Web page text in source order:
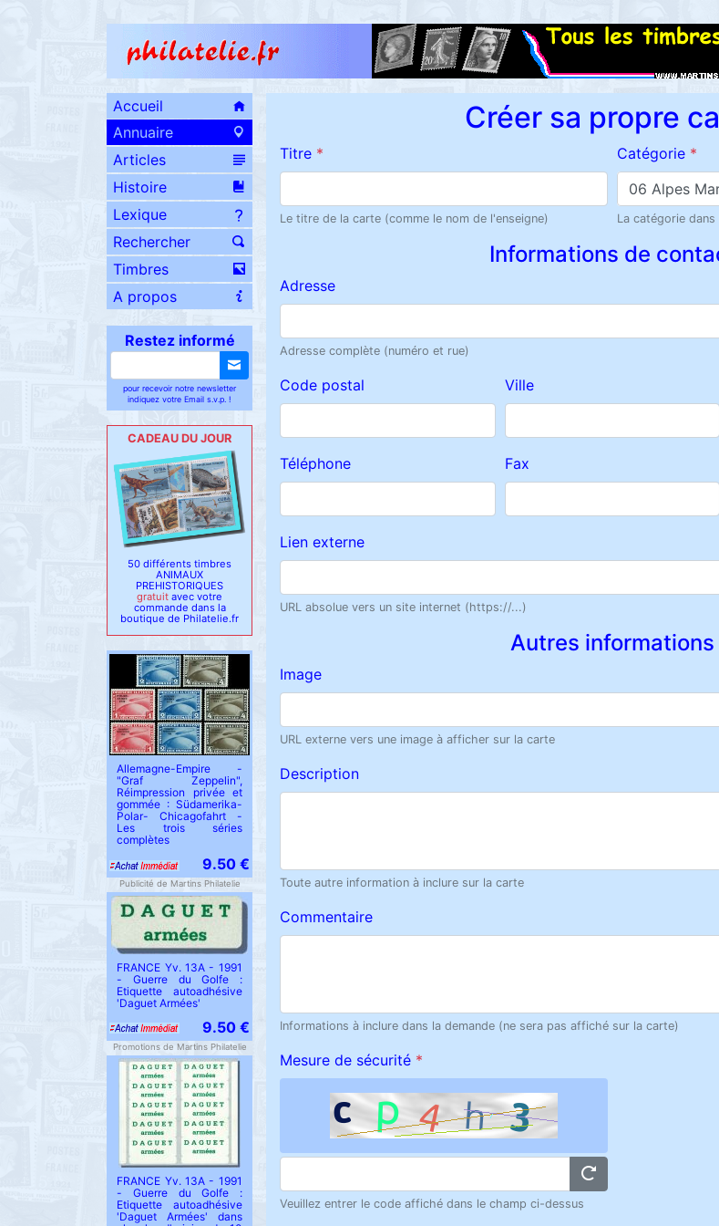
Accueil
Annuaire
Articles
Histoire
Lexique
Rechercher
Timbres
A propos
Restez informé
pour recevoir notre newsletter
indiquez votre Email s.v.p. !
CADEAU DU JOUR
50 différents timbres
ANIMAUX
PREHISTORIQUES
gratuit avec votre
commande dans la
boutique de Philatelie.fr
Allemagne-Empire -
"Graf Zeppelin",
Réimpression privée et
gommée : Südamerika-
Polar- Chicagofahrt -
Les trois séries
complètes
9.50 €
Publicité de Martins Philatelie
FRANCE Yv. 13A - 1991
- Guerre du Golfe :
Etiquette autoadhésive
'Daguet Armées'
9.50 €
Promotions de Martins Philatelie
FRANCE Yv. 13A - 1991
- Guerre du Golfe :
Etiquette autoadhésive
'Daguet Armées' dans
Créer sa propre
Titre *
Le titre de la carte (comme le nom de l'enseigne)
Catégorie *
06 Alpes
La catégorie
Informations de
Adresse
Adresse complète (numéro et rue)
Code postal Ville
Téléphone Fax
Lien externe
URL absolue vers un site internet (https://...)
Autres informations
Image
URL externe vers une image à afficher sur la carte
Description
Toute autre information à inclure sur la carte
Commentaire
Informations à inclure dans la demande (ne sera pas affiché sur la carte)
Mesure de sécurité *
Veuillez entrer le code affiché dans le champ ci-dessus